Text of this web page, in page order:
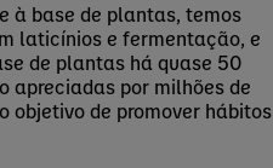
à base de plantas, temos
laticínios e fermentação, e
de plantas há quase 50
apreciadas por milhões de
objetivo de promover hábitos